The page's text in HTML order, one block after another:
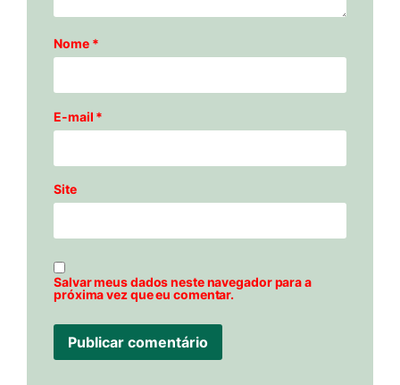
Nome *
E-mail *
Site
Salvar meus dados neste navegador para a
próxima vez que eu comentar.